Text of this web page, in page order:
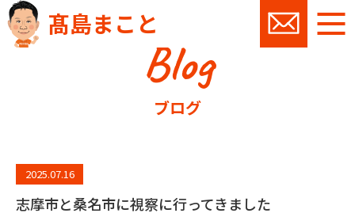
髙島まこと
Blog
ブログ
2025.07.16
志摩市と桑名市に視察に行ってきました